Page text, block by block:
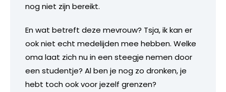
nog niet zijn bereikt.
En wat betreft deze mevrouw? Tsja, ik kan er
ook niet echt medelijden mee hebben. Welke
oma laat zich nu in een steegje nemen door
een studentje? Al ben je nog zo dronken, je
hebt toch ook voor jezelf grenzen?